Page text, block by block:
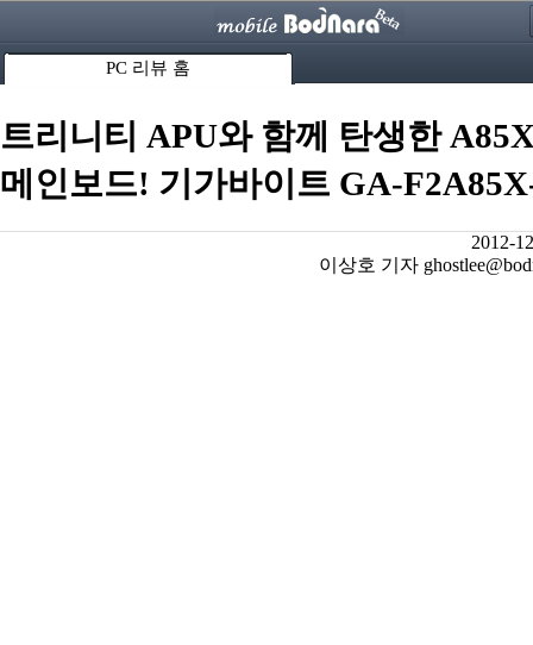
PC 리뷰 홈
트리니티 APU와 함께 탄생한
메인보드! 기가바이트 GA-
2012-
이상호 기자